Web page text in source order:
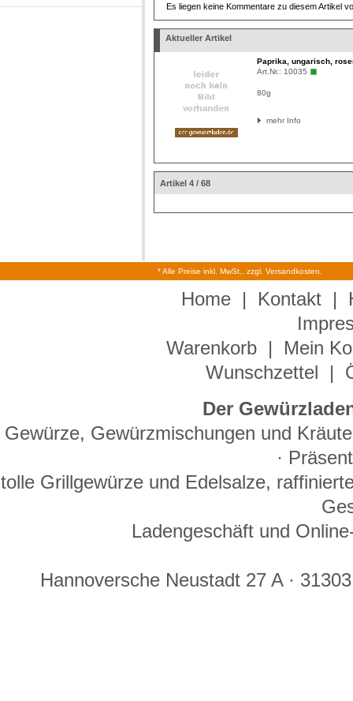
Es liegen keine Kommentare zu diesem Artikel
Aktueller Artikel
Paprika, ungarisch,
Art.Nr.: 10035
80g
mehr Info
Artikel 4 / 68
* Alle Preise inkl. MwSt., zzgl. Versandkosten.
Home | Kontakt |
Warenkorb
|
Mein
Wunschzettel
|
Der
Gewürze, Gewürzmischungen und
·
tolle Grillgewürze und Edelsalze,
Ladengeschäft und
Hannoversche Neustadt 27 A ·